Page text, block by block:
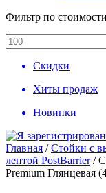
Фильтр по стоимости
Скидки
Хиты продаж
Новинки
Главная /Стойки с
лентой PostBarrier/
Premium Глянцевая